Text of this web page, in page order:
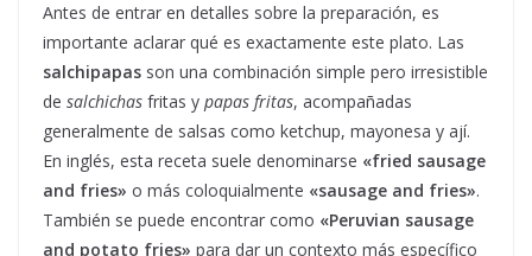
Antes de entrar en detalles sobre la preparación, es
importante aclarar qué es exactamente este plato. Las
salchipapas son una combinación simple pero irresistible
de salchichas fritas y papas fritas, acompañadas
generalmente de salsas como ketchup, mayonesa y ají.
En inglés, esta receta suele denominarse «fried sausage
and fries» o más coloquialmente «sausage and fries».
También se puede encontrar como «Peruvian sausage
and potato fries» para dar un contexto más específico